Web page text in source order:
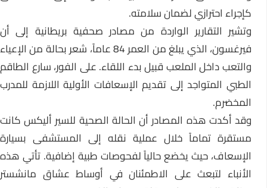
كإجراء احترازي لضمان سلامته.
وتشير التقارير الواردة من مصادر صحفية بريطانية إلى أن
فيرغسون، الذي يبلغ من العمر 84 عاماً، شعر بحالة من الإعياء
والتعب داخل الملعب قبيل بدء اللقاء. على الفور، سارع الطاقم
الطبي المتواجد إلى تقديم الإسعافات الأولية اللازمة للمدرب
المخضرم.
وقد أكدت هذه المصادر أن الحالة الصحية للسير أليكس كانت
مستقرة تماماً خلال عملية نقله إلى المستشفى بسيارة
الإسعاف، حيث يخضع حالياً لفحوصات طبية إضافية. تأتي هذه
الأنباء لتبعث على الاطمئنان في أوساط عشاق مانشستر